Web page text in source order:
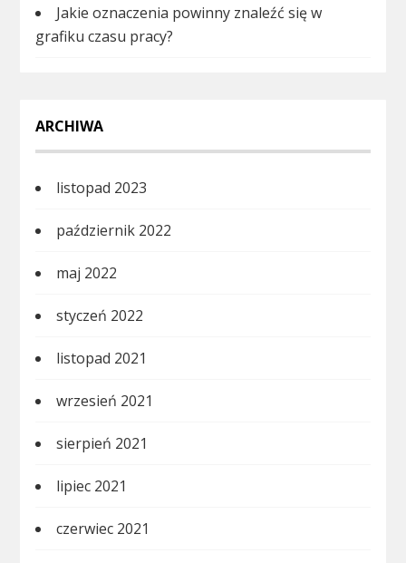
Jakie oznaczenia powinny znaleźć się w
grafiku czasu pracy?
ARCHIWA
listopad 2023
październik 2022
maj 2022
styczeń 2022
listopad 2021
wrzesień 2021
sierpień 2021
lipiec 2021
czerwiec 2021